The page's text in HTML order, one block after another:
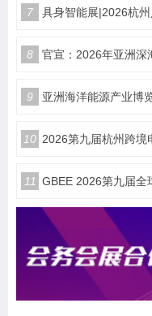
7 具身智能展|2026杭
8 官宣：2026年亚洲深
9 亚洲海洋能源产业博
10 2026第九届杭州跨境
11 GBEE 2026第九届全